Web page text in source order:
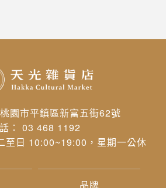
園市平鎮區新富五街62號
： 03 468 1192
至日 10:00~19:00，星期一公休
品牌